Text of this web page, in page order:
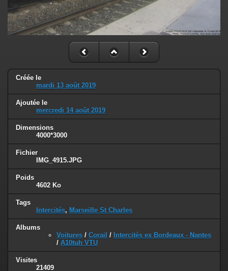
Créée le
mardi 13 août 2019
Ajoutée le
mercredi 14 août 2019
Dimensions
4000*3000
Fichier
IMG_4915.JPG
Poids
4602 Ko
Tags
Intercités, Marseille St Charles
Albums
Voitures / Corail / Intercités ex Bordeaux - Nantes
/ A10tuh VTU
Visites
21409